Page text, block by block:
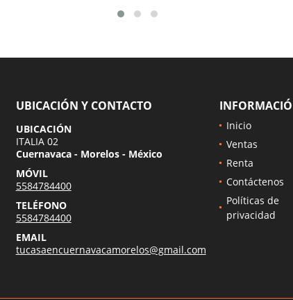
UBICACIÓN Y CONTACTO
UBICACIÓN
ITALIA 02
Cuernavaca - Morelos - México
MÓVIL
5584784400
TELÉFONO
5584784400
EMAIL
tucasaencuernavacamorelos@gmail.com
Inicio
Ventas
Renta
Contáctenos
Políticas de
privacidad